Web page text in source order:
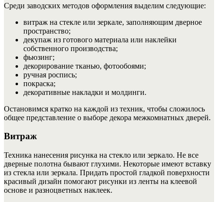
Среди заводских методов оформления выделим следующие:
витраж на стекле или зеркале, заполняющим дверное
пространство;
декупаж из готового материала или наклейки
собственного производства;
фьюзинг;
декорирование тканью, фотообоями;
ручная роспись;
покраска;
декоративные накладки и молдинги.
Остановимся кратко на каждой из техник, чтобы сложилось
общее представление о выборе декора межкомнатных дверей.
Витраж
Техника нанесения рисунка на стекло или зеркало. Не все
дверные полотна бывают глухими. Некоторые имеют вставку
из стекла или зеркала. Придать простой гладкой поверхности
красивый дизайн помогают рисунки из ленты на клеевой
основе и разноцветных наклеек.